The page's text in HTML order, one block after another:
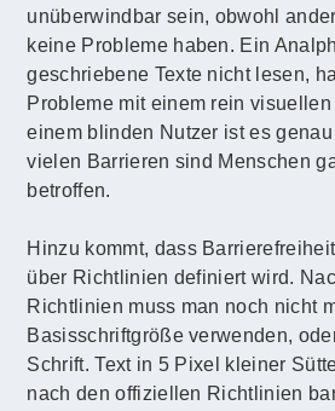
unüberwindbar sein, obwohl
keine Probleme haben. Ein
geschriebene Texte nicht lesen,
Probleme mit einem rein
einem blinden Nutzer ist es
vielen Barrieren sind Menschen
betroffen.
Hinzu kommt, dass
über Richtlinien definiert wird.
Richtlinien muss man noch nicht
Basisschriftgröße verwenden,
Schrift. Text in 5 Pixel kleiner
nach den offiziellen Richtlinien